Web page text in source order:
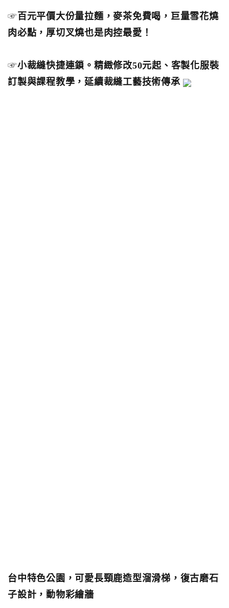
☞ 百元平價大份量拉麵，麥茶免費喝，巨量雪花燒
肉必點，厚切叉燒也是肉控最愛！
☞小裁縫快捷連鎖。精緻修改50元起、客製化服裝
訂製與課程教學，延續裁縫工藝技術傳承
台中特色公園，可愛長頸鹿造型溜滑梯，復古磨石
子設計，動物彩繪牆